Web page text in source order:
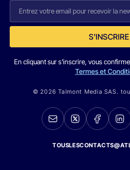
S'INSCRIRE
En cliquant sur s'inscrire, vous
Termes et
© 2026 Talmont Media SAS.